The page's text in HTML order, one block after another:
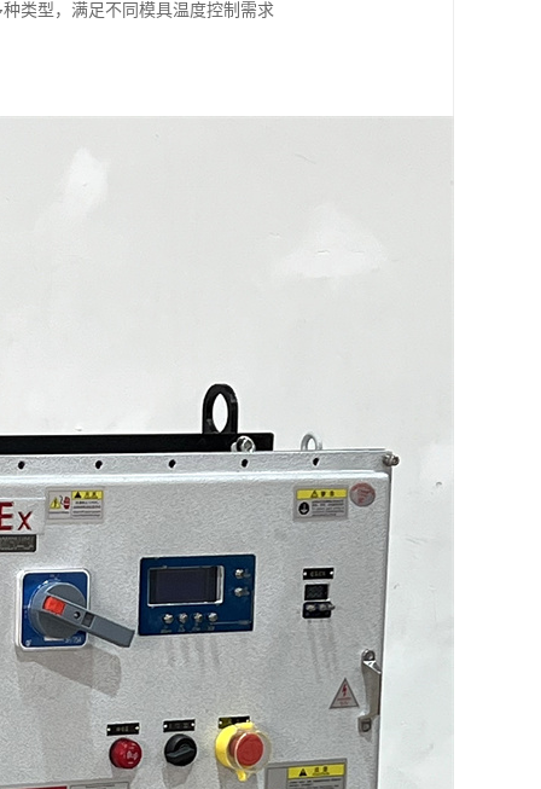
类型，满足不同模具温度控制需求